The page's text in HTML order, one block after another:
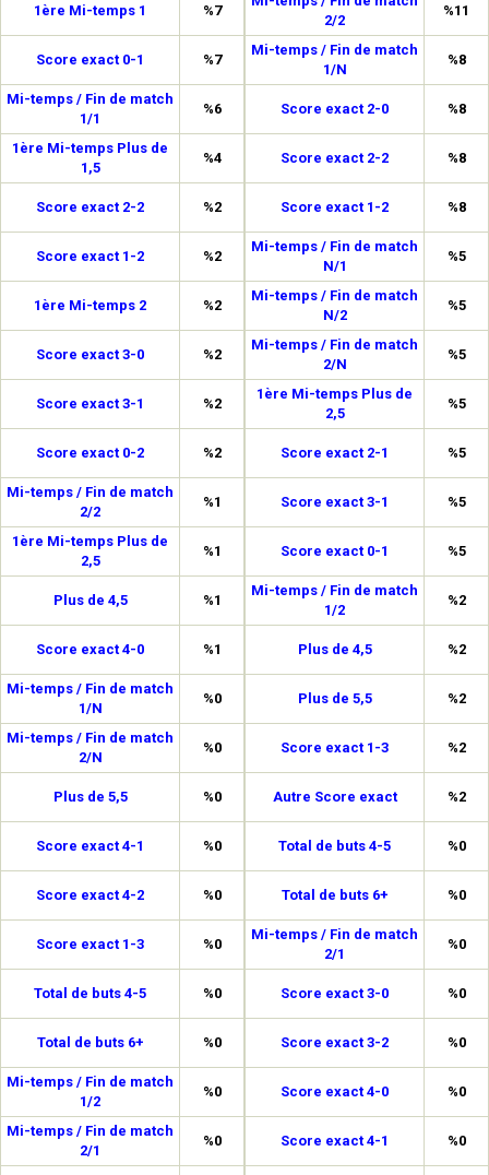
1ère Mi-temps 1 %7
Score exact 0-1 %7
Mi-temps / Fin de match
1/1
%6
1ère Mi-temps Plus de
1,5
%4
Score exact 2-2 %2
Score exact 1-2 %2
1ère Mi-temps 2 %2
Score exact 3-0 %2
Score exact 3-1 %2
Score exact 0-2 %2
Mi-temps / Fin de match
2/2
%1
1ère Mi-temps Plus de
2,5
%1
Plus de 4,5 %1
Score exact 4-0 %1
Mi-temps / Fin de match
1/N
%0
Mi-temps / Fin de match
2/N
%0
Plus de 5,5 %0
Score exact 4-1 %0
Score exact 4-2 %0
Score exact 1-3 %0
Total de buts 4-5 %0
Total de buts 6+ %0
Mi-temps / Fin de match
1/2
%0
Mi-temps / Fin de match
2/1
%0
2/2
%11
Mi-temps / Fin de match
1/N
%8
Score exact 2-0 %8
Score exact 2-2 %8
Score exact 1-2 %8
Mi-temps / Fin de match
N/1
%5
Mi-temps / Fin de match
N/2
%5
Mi-temps / Fin de match
2/N
%5
1ère Mi-temps Plus de
2,5
%5
Score exact 2-1 %5
Score exact 3-1 %5
Score exact 0-1 %5
Mi-temps / Fin de match
1/2
%2
Plus de 4,5 %2
Plus de 5,5 %2
Score exact 1-3 %2
Autre Score exact %2
Total de buts 4-5 %0
Total de buts 6+ %0
Mi-temps / Fin de match
2/1
%0
Score exact 3-0 %0
Score exact 3-2 %0
Score exact 4-0 %0
Score exact 4-1 %0